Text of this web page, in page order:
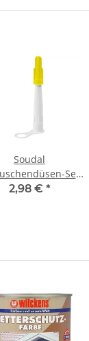
Soudal
Set
Set 5 Stück
2,98 € *